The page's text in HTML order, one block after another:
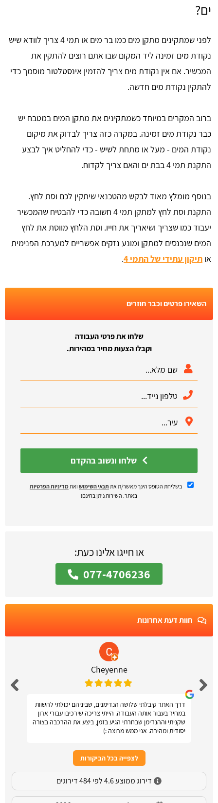
ים?
לפני שמתקינים מתקן מים כמו בר מים או תמי 4 צריך לוודא שיש
נקודת מים זמינה ליד המקום שבו אתם רוצים להתקין את
המכשיר. אם אין נקודת מים צריך להזמין אינסטלטור מוסמך כדי
להתקין נקודת מים חדשה.
ברוב המקרים במיוחד כשמתקינים את מתקן המים במטבח יש
כבר נקודת מים זמינה. במקרה כזה צריך לבדוק את מיקום
נקודת המים - מעל או מתחת לשיש - כדי להחליט איך לבצע
התקנת תמי 4 בבת ים והאם צריך לקדוח.
בנוסף מומלץ מאוד לבקש מהטכנאי שיתקין לכם וסת לחץ.
התקנת וסת לחץ למתקן תמי 4 חשובה כדי להבטיח שהמכשיר
יעבוד כמו שצריך ושיאריך את חייו. וסת הלחץ מווסת את לחץ
המים שנכנסים למתקן ומונע נזקים אפשריים למערכת הפנימית
או תיקון עתידי של התמי 4 .
השאירו פרטים וכבר חוזרים
שלחו את פרטי העבודה
וקבלו הצעות מחיר במהירות.
בשליחת הטופס הינך מאשר/ת את תנאי השימוש ואת מדיניות הפרטיות
באתר. השירות ניתן בחינם!
או חייגו אלינו כעת:
077-4706236
חוות דעת אחרונות
Cheyenne
דרך האתר קיבלתי שלושה הנדימנים, שביניהם יכולתי להשוות
במחיר בעבור אותה העבודה. הייתי צריכה שירכיבו עבורי ארון
שקניתי וההנדימן שבחרתי הגיע בזמן, ביצע את ההרכבה בצורה
יסודית ומהירה. אני ממש מרוצה :)
לצפייה בכל הביקורות
דירוג ממוצע 4.6 לפי 484 דירוגים